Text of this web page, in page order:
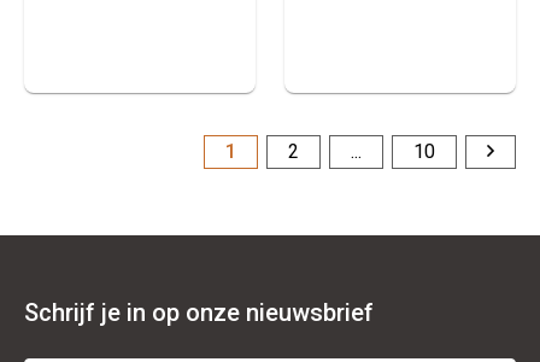
1 2 ... 10
Schrijf je in op onze nieuwsbrief